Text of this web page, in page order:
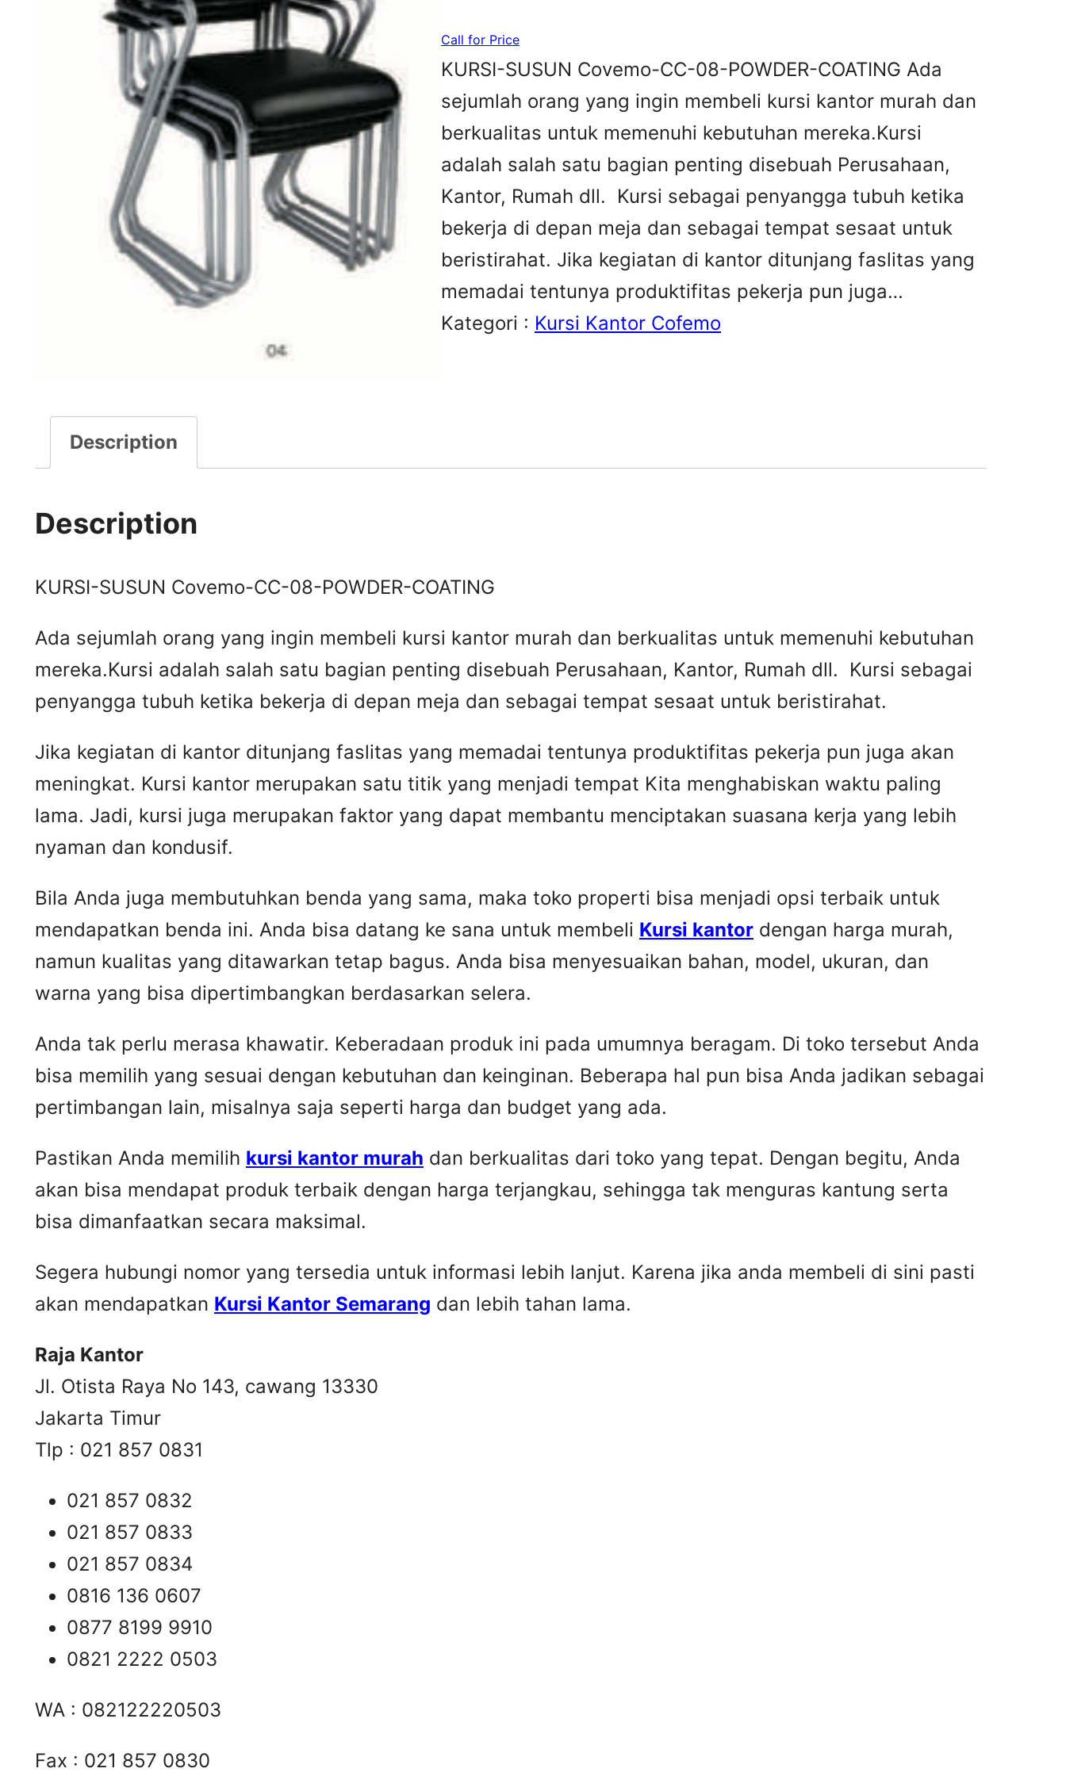
Call for Price
KURSI-SUSUN Covemo-CC-08-POWDER-COATING Ada
sejumlah orang yang ingin membeli kursi kantor murah dan
berkualitas untuk memenuhi kebutuhan mereka.Kursi
adalah salah satu bagian penting disebuah Perusahaan,
Kantor, Rumah dll. Kursi sebagai penyangga tubuh ketika
bekerja di depan meja dan sebagai tempat sesaat untuk
beristirahat. Jika kegiatan di kantor ditunjang faslitas yang
memadai tentunya produktifitas pekerja pun juga…
Kategori : Kursi Kantor Cofemo
Description
Description
KURSI-SUSUN Covemo-CC-08-POWDER-COATING
Ada sejumlah orang yang ingin membeli kursi kantor murah dan berkualitas untuk memenuhi kebutuhan
mereka.Kursi adalah salah satu bagian penting disebuah Perusahaan, Kantor, Rumah dll. Kursi sebagai
penyangga tubuh ketika bekerja di depan meja dan sebagai tempat sesaat untuk beristirahat.
Jika kegiatan di kantor ditunjang faslitas yang memadai tentunya produktifitas pekerja pun juga akan
meningkat. Kursi kantor merupakan satu titik yang menjadi tempat Kita menghabiskan waktu paling
lama. Jadi, kursi juga merupakan faktor yang dapat membantu menciptakan suasana kerja yang lebih
nyaman dan kondusif.
Bila Anda juga membutuhkan benda yang sama, maka toko properti bisa menjadi opsi terbaik untuk
mendapatkan benda ini. Anda bisa datang ke sana untuk membeli Kursi kantor dengan harga murah,
namun kualitas yang ditawarkan tetap bagus. Anda bisa menyesuaikan bahan, model, ukuran, dan
warna yang bisa dipertimbangkan berdasarkan selera.
Anda tak perlu merasa khawatir. Keberadaan produk ini pada umumnya beragam. Di toko tersebut Anda
bisa memilih yang sesuai dengan kebutuhan dan keinginan. Beberapa hal pun bisa Anda jadikan sebagai
pertimbangan lain, misalnya saja seperti harga dan budget yang ada.
Pastikan Anda memilih kursi kantor murah dan berkualitas dari toko yang tepat. Dengan begitu, Anda
akan bisa mendapat produk terbaik dengan harga terjangkau, sehingga tak menguras kantung serta
bisa dimanfaatkan secara maksimal.
Segera hubungi nomor yang tersedia untuk informasi lebih lanjut. Karena jika anda membeli di sini pasti
akan mendapatkan Kursi Kantor Semarang dan lebih tahan lama.
Raja Kantor
Jl. Otista Raya No 143, cawang 13330
Jakarta Timur
Tlp : 021 857 0831
021 857 0832
021 857 0833
021 857 0834
0816 136 0607
0877 8199 9910
0821 2222 0503
WA : 082122220503
Fax : 021 857 0830